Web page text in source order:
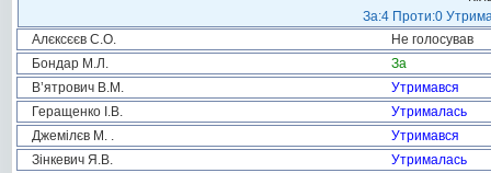
За:4 Проти:0
Алєксєєв С.О.
Не голосував
Бондар М.Л.
За
В’ятрович В.М.
Утримався
Геращенко І.В.
Утрималась
Джемілєв М. .
Утримався
Зінкевич Я.В.
Утрималась